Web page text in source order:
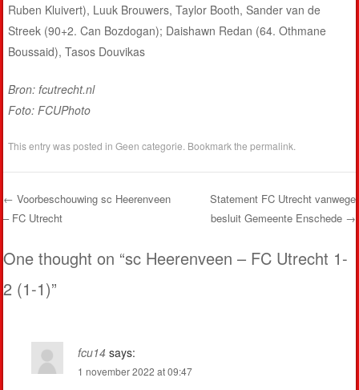
Ruben Kluivert), Luuk Brouwers, Taylor Booth, Sander van de
Streek (90+2. Can Bozdogan); Daishawn Redan (64. Othmane
Boussaid), Tasos Douvikas
Bron: fcutrecht.nl
Foto: FCUPhoto
This entry was posted inGeen categorie . Bookmark thepermalink
Post navigation
← Voorbeschouwing sc Heerenveen
– FC Utrecht
Statement FC Utrecht vanwege
besluit Gemeente Enschede →
One thought on “sc Heerenveen – FC Utrecht 1-
2 (1-1)”
fcu14 says:
1 november 2022 at 09:47